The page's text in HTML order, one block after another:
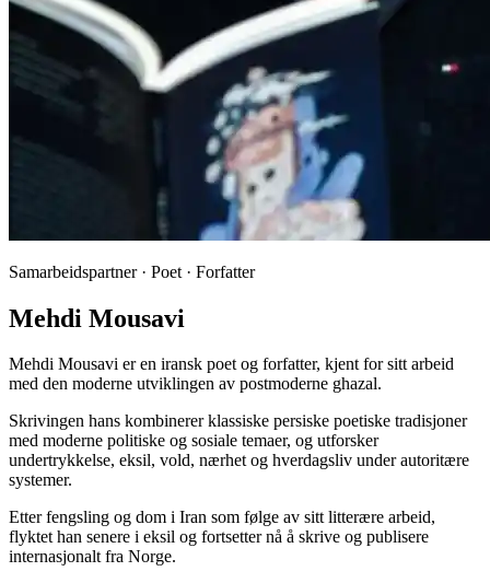
Samarbeidspartner · Poet · Forfatter
Mehdi Mousavi
Mehdi Mousavi er en iransk poet og forfatter, kjent for sitt arbeid
med den moderne utviklingen av postmoderne ghazal.
Skrivingen hans kombinerer klassiske persiske poetiske tradisjoner
med moderne politiske og sosiale temaer, og utforsker
undertrykkelse, eksil, vold, nærhet og hverdagsliv under autoritære
systemer.
Etter fengsling og dom i Iran som følge av sitt litterære arbeid,
flyktet han senere i eksil og fortsetter nå å skrive og publisere
internasjonalt fra Norge.